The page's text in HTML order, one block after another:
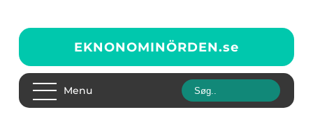
EKNONOMINÖRDEN.se
Menu